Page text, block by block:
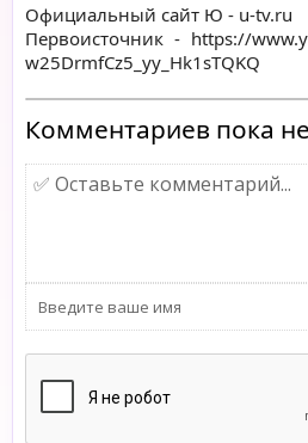
Официальный сайт Ю - u-tv.ru
Первоисточник - https://
w25DrmfCz5_yy_Hk1sTQKQ
Комментариев пока